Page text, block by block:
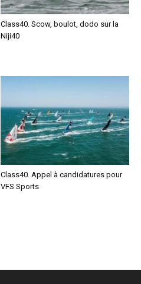
Class40. Scow, boulot, dodo sur la
Niji40
Class40. Appel à candidatures pour
VFS Sports